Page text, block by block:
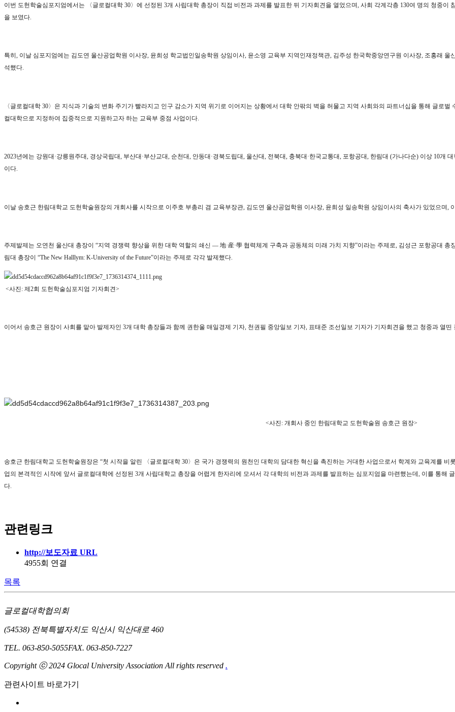
이번 도헌학술심포지엄에서는 〈글로컬대학 30〉 에 선정된 3개 사립대학 총장이 직접 비전과 과제를 발표한 뒤 기자회견을 열었으며 사회 각계각층 130여 명의 청중이
을 보였다
특히 , 이날 심포지엄에는 김도연 울산공업학원 이사장, 윤희성 학교법인일송학원 상임이사, 윤소영 교육부 지역인재정책관, 김주성 한국학중앙연구원 이사장, 조홍래 울
석했다.
〈글로컬대학 30〉 은 지식과 기술의 변화 주기가 빨라지고 인구 감소가 지역 위기로 이어지는 상황에서 대학 안팎의 벽을 허물고 지역 사회와의 파트너십을 통해 글로
컬대학으로 지정하여 집중적으로 지원하고자 하는 교육부 중점 사업이다
2023년에는 강원대 ·강릉원주대, 경상국립대, 부산대 ·부산교대, 순천대, 안동대 ·경북도립대, 울산대, 전북대, 충북대 ·한국교통대, 포항공대, 한림대 (가나다순) 이상 10개 대
이다.
이날 송호근 한림대학교 도헌학술원장의 개회사를 시작으로 이주호 부총리 겸 교육부장관 김도연 울산공업학원 이사장 윤희성 일송학원 상임이사의 축사가 있었으며
주제발제는 오연천 울산대 총장이 “지역 경쟁력 향상을 위한 대학 역할의 쇄신 ― 地·産·學 협력체계 구축과 공동체의 미래 가치 지향”이라는 주제로, 김성근 포항공대 총
림대 총장이 “The New Halllym: K-University of the Future”이라는 주제로 각각 발제했다.
<사진: 제2회 도헌학술심포지엄 기자회견>
이어서 송호근 원장이 사회를 맡아 발제자인 3개 대학 총장들과 함께 권한울 매일경제 기자, 천권필 중앙일보 기자, 표태준 조선일보 기자가 기자회견을 했고 청중과 열띤
<사진: 개회사 중인 한림대학교 도헌학술원 송호근 원장>
송호근 한림대학교 도헌학술원장은 “첫 시작을 알린 〈글로컬대학 30〉 은 국가 경쟁력의 원천인 대학의 담대한 혁신을 촉진하는 거대한 사업으로서 학계와 교육계를
업의 본격적인 시작에 앞서 글로컬대학에 선정된 3개 사립대학교 총장을 어렵게 한자리에 모셔서 각 대학의 비전과 과제를 발표하는 심포지엄을 마련했는데 이를 통해
다
관련링크
http://보도자료 URL
4955회 연결
목록
글로컬대학협의회
(54538) 전북특별자치도 익산시 익산대로 460
TEL. 063-850-5055FAX. 063-850-7227
Copyright ⓒ 2024 Glocal University Association All rights reserved .
관련사이트 바로가기